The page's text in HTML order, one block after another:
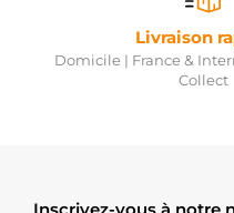
Livraison
Domicile | France &
Collect